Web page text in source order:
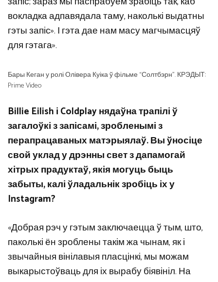
вокладка адпавядала таму, наколькі выдатны
гэты запіс». І гэта дае нам масу магчымасцяў
для гэтага».
Бары Кеган у ролі Олівера Куіка ў фільме “Солтбэрн”. КРЭДЫТ:
Prime Video
Billie Eilish і Coldplay нядаўна трапілі ў
загалоўкі з запісамі, зробленымі з
перапрацаваных матэрыялаў. Вы ўносіце
свой уклад у дрэнны свет з дапамогай
хітрых прадуктаў, якія могуць быць
забыты, калі ўладальнік зробіць іх у
Instagram?
«Добрая рэч у гэтым заключаецца ў тым, што,
паколькі ён зроблены такім жа чынам, як і
звычайныя вінілавыя пласцінкі, мы можам
выкарыстоўваць для іх вырабу біявініл. На